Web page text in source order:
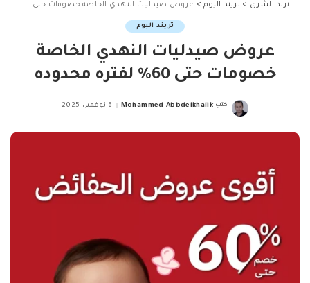
ترند الشرق > تريند اليوم> عروض صيدليات النهدي الخاصة خصومات حتى 60% لفتره محدوده
تريند اليوم
عروض صيدليات النهدي الخاصة
خصومات حتى 60% لفتره محدوده
Posted
كتب Mohammed Abbdelkhalik 6 نوفمبر، 2025